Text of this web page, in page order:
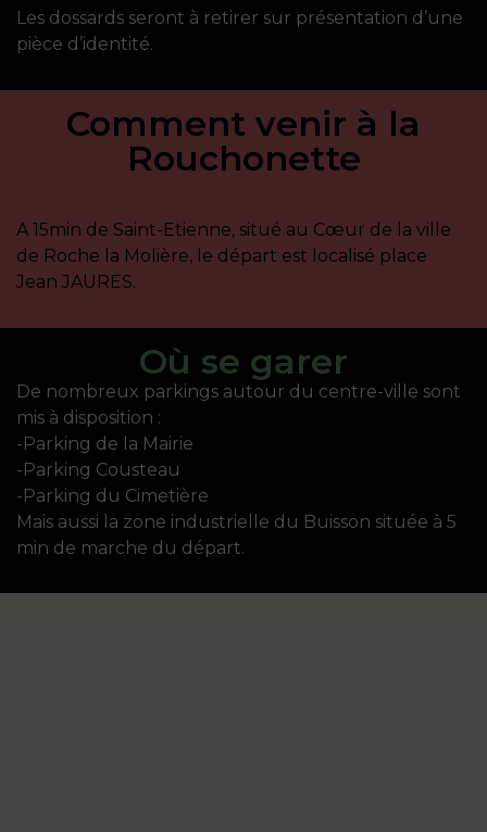
Les dossards seront à retirer sur présentation d’une
pièce d’identité.
Comment venir à la
Rouchonette
A 15min de Saint-Etienne, situé au Cœur de la ville
de Roche la Molière, le départ est localisé place
Jean JAURES.
Où se garer
De nombreux parkings autour du centre-ville sont
mis à disposition :
-Parking de la Mairie
-Parking Cousteau
-Parking du Cimetière
Mais aussi la zone industrielle du Buisson située à 5
min de marche du départ.